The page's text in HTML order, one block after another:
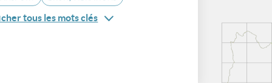
tous les mots clés